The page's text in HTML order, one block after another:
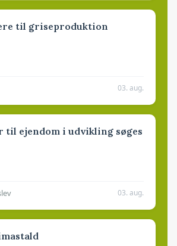
til griseproduktion
03. aug.
til ejendom i udvikling søges
03. aug.